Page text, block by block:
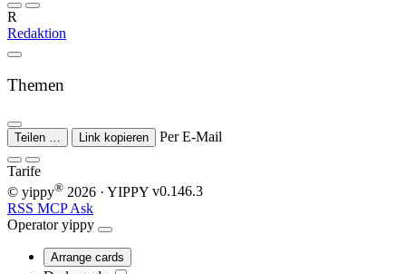
R
Redaktion
Themen
Teilen … Link kopieren Per E-Mail
Tarife
© yippy® 2026 · YIPPY v0.146.3
RSS MCPAsk
Operator yippy
Arrange cards